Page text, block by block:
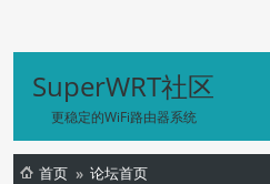
SuperWRT社区
更稳定的WiFi路由器系统
首页
论坛首页